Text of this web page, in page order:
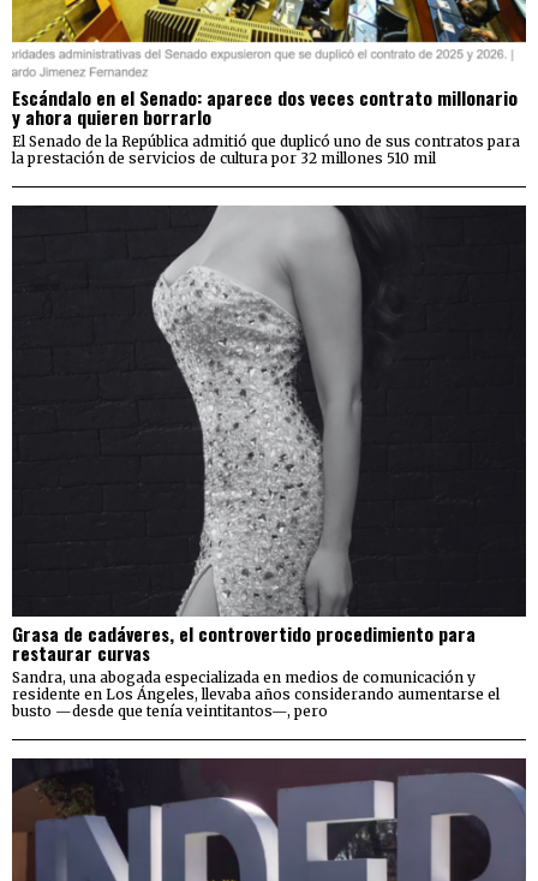
Escándalo en el Senado: aparece dos veces contrato millonario
y ahora quieren borrarlo
El Senado de la República admitió que duplicó uno de sus contratos para
la prestación de servicios de cultura por 32 millones 510 mil
Grasa de cadáveres, el controvertido procedimiento para
restaurar curvas
Sandra, una abogada especializada en medios de comunicación y
residente en Los Ángeles, llevaba años considerando aumentarse el
busto —desde que tenía veintitantos—, pero